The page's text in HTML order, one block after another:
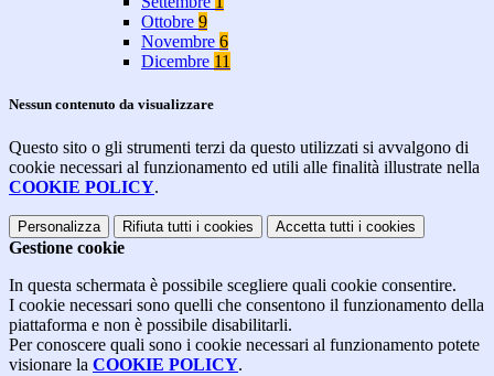
Ottobre 9
Novembre 6
Dicembre 11
Nessun contenuto da visualizzare
Questo sito o gli strumenti terzi da questo utilizzati si avvalgono di
cookie necessari al funzionamento ed utili alle finalità illustrate nella
COOKIE POLICY.
Personalizza Rifiuta tutti i cookies Accetta tutti i cookies
Gestione cookie
In questa schermata è possibile scegliere quali cookie consentire.
I cookie necessari sono quelli che consentono il funzionamento della
piattaforma e non è possibile disabilitarli.
Per conoscere quali sono i cookie necessari al funzionamento potete
visionare la COOKIE POLICY.